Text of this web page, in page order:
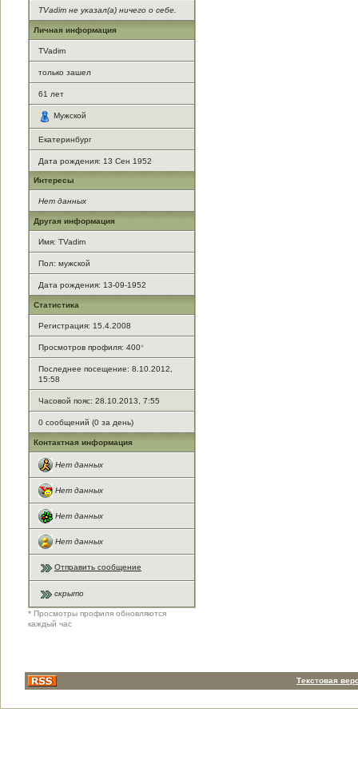
TVadim не указал(а) ничего о себе.
Личная информация
TVadim
только зашел
61 лет
Мужской
Екатеринбург
Дата рождения: 13 Сен 1952
Интересы
Нет данных
Другая информация
Имя: TVadim
Пол: мужской
Дата рождения: 13-09-1952
Статистика
Регистрация: 15.4.2008
Просмотров профиля: 400*
Последнее посещение: 8.10.2012,
15:58
Часовой пояс: 28.10.2013, 7:55
0 сообщений (0 за день)
Контактная информация
Нет данных
Нет данных
Нет данных
Нет данных
Отправить сообщение
скрыто
* Просмотры профиля обновляются
каждый час
Текстовая